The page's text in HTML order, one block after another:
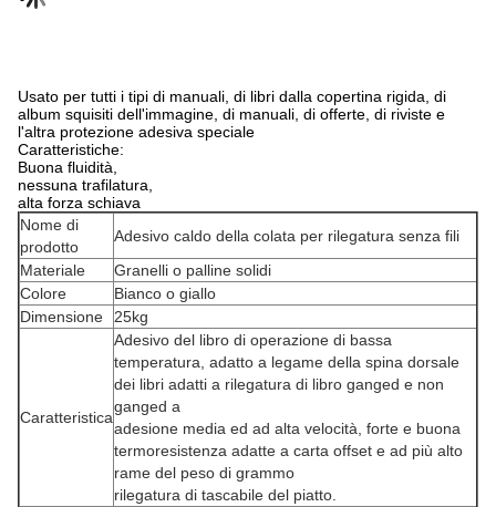
Usato per tutti i tipi di manuali, di libri dalla copertina rigida, di
album squisiti dell'immagine, di manuali, di offerte, di riviste e
l'altra protezione adesiva speciale
Caratteristiche:
Buona fluidità,
nessuna trafilatura,
alta forza schiava
Nome di
prodotto
Adesivo caldo della colata per rilegatura senza fili
Materiale
Granelli o palline solidi
Colore
Bianco o giallo
Dimensione
25kg
Caratteristica
Adesivo del libro di operazione di bassa
temperatura, adatto a legame della spina dorsale
dei libri adatti a rilegatura di libro ganged e non
ganged a
adesione media ed ad alta velocità, forte e buona
termoresistenza adatte a carta offset e ad più alto
rame del peso di grammo
rilegatura di tascabile del piatto.